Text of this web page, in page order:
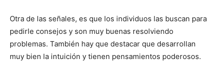
Otra de las señales, es que los individuos las buscan para
pedirle consejos y son muy buenas resolviendo
problemas. También hay que destacar que desarrollan
muy bien la intuición y tienen pensamientos poderosos.